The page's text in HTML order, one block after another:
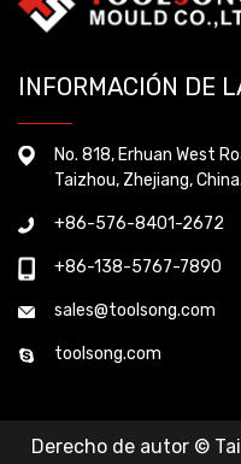
INFORMACIÓN DE
No. 818, Erhuan West
Taizhou, Zhejiang,
+86-576-8401-2672
+86-138-5767-7890
sales@toolsong.com
toolsong.com
Derecho de autor ©